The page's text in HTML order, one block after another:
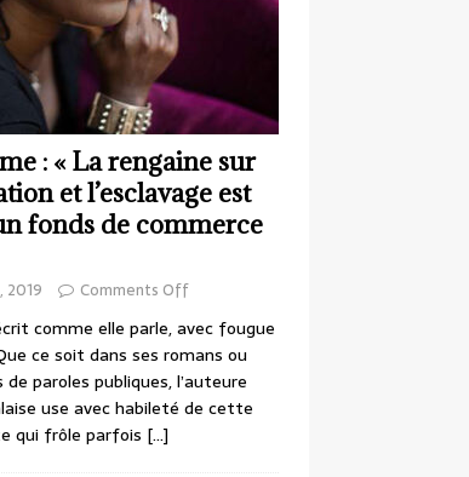
: « La rengaine sur
et l’esclavage est
fonds de commerce
2019 Comments Off
comme elle parle, avec fougue
ce soit dans ses romans ou
de paroles publiques, l’auteure
use avec habileté de cette
qui frôle parfois […]